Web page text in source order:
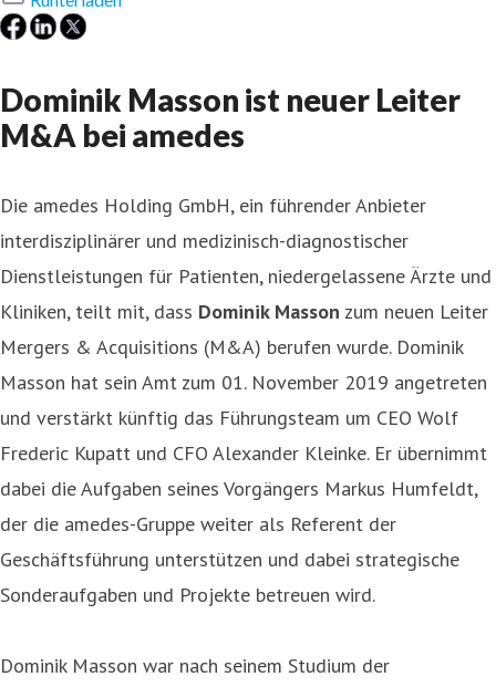
Dominik Masson ist neuer Leiter
M&A bei amedes
Die amedes Holding GmbH, ein führender Anbieter
interdisziplinärer und medizinisch-diagnostischer
Dienstleistungen für Patienten, niedergelassene Ärzte und
Kliniken, teilt mit, dass Dominik Masson zum neuen Leiter
Mergers & Acquisitions (M&A) berufen wurde. Dominik
Masson hat sein Amt zum 01. November 2019 angetreten
und verstärkt künftig das Führungsteam um CEO Wolf
Frederic Kupatt und CFO Alexander Kleinke. Er übernimmt
dabei die Aufgaben seines Vorgängers Markus Humfeldt,
der die amedes-Gruppe weiter als Referent der
Geschäftsführung unterstützen und dabei strategische
Sonderaufgaben und Projekte betreuen wird.
Dominik Masson war nach seinem Studium der